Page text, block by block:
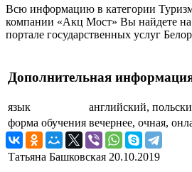
Всю информацию в категории
компании «Акц Мост» Вы найдете
портале государственных услуг
Дополнительная
язык
английский,
форма обучения вечернее, очная,
Татьяна Башковская 20.10.2019